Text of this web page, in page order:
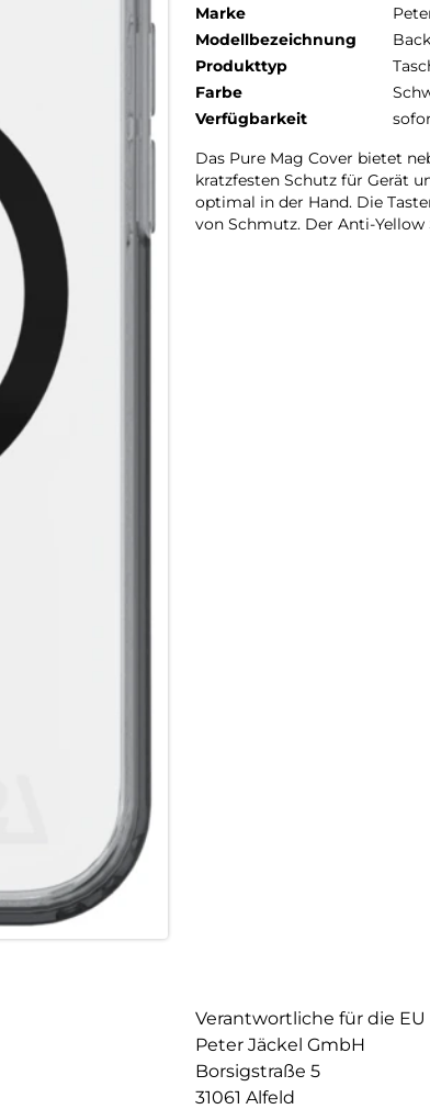
Marke
Modellbezeichnung
Produkttyp
Farbe
Verfügbarkeit
Das Pure Mag Cover bietet
kratzfesten Schutz für Gerät
optimal in der Hand. Die
von Schmutz. Der Anti-
Verantwortliche für die EU
Peter Jäckel GmbH
Borsigstraße 5
31061 Alfeld